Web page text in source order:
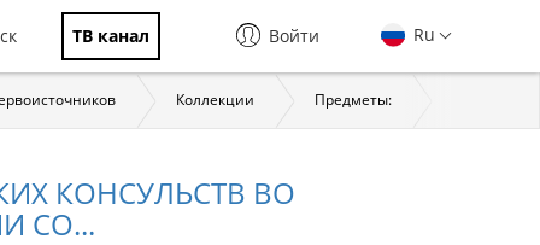
ТВ канал Ru
Войти
Коллекции Предметы:
КОНСУЛЬСТВ ВО
СО...